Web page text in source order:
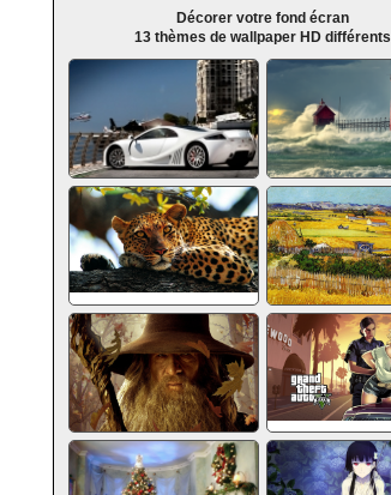
Décorer votre fond écran
13 thèmes de wallpaper HD différents